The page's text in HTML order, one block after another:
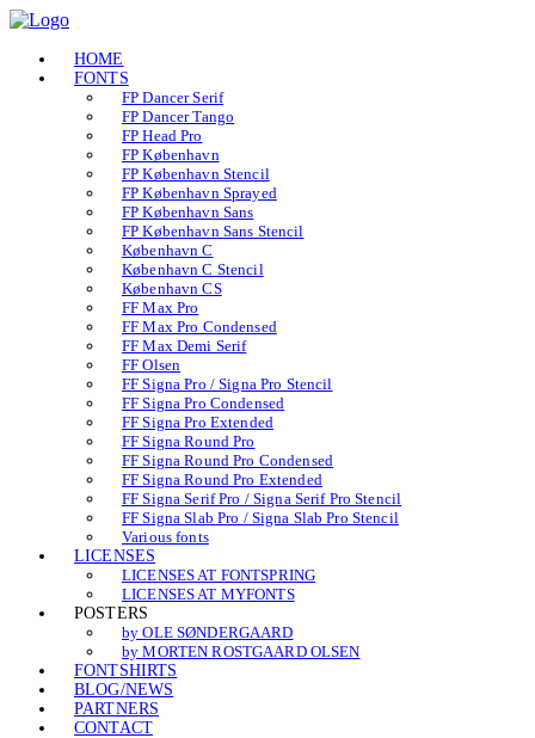
HOME
FONTS
FP Dancer Serif
FP Dancer Tango
FP Head Pro
FP København
FP København Stencil
FP København Sprayed
FP København Sans
FP København Sans Stencil
København C
København C Stencil
København CS
FF Max Pro
FF Max Pro Condensed
FF Max Demi Serif
FF Olsen
FF Signa Pro / Signa Pro Stencil
FF Signa Pro Condensed
FF Signa Pro Extended
FF Signa Round Pro
FF Signa Round Pro Condensed
FF Signa Round Pro Extended
FF Signa Serif Pro / Signa Serif Pro Stencil
FF Signa Slab Pro / Signa Slab Pro Stencil
Various fonts
LICENSES
LICENSES AT FONTSPRING
LICENSES AT MYFONTS
POSTERS
by OLE SØNDERGAARD
by MORTEN ROSTGAARD OLSEN
FONTSHIRTS
BLOG/NEWS
PARTNERS
CONTACT